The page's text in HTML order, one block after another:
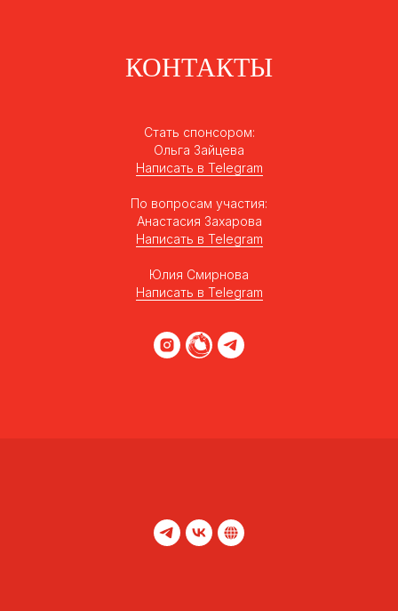
КОНТАКТЫ
Стать спонсором:
Ольга Зайцева
Написать в Telegram
По вопросам участия:
Анастасия Захарова
Написать в Telegram
Юлия Смирнова
Написать в Telegram